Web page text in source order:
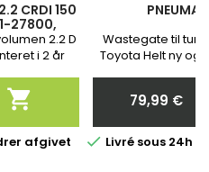
CRDI 150
27800,
49135-
2.2 D
i 2 år

afgivet
Wastegate til turbo
Toyota Helt ny og
Pris
79,99 €
 Livré sous 24h